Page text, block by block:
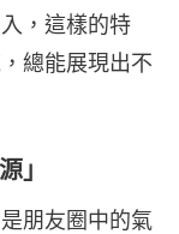
，這樣的特
總能展現出不
」
朋友圈中的氣